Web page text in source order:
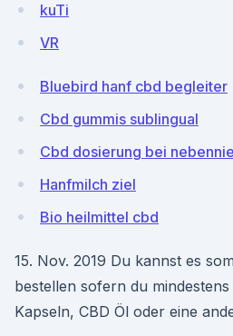
kuTi
VR
Bluebird hanf cbd begleiter
Cbd gummis sublingual
Cbd dosierung bei
Hanfmilch ziel
Bio heilmittel cbd
15. Nov. 2019 Du kannst es
bestellen sofern du
Kapseln, CBD Öl oder eine